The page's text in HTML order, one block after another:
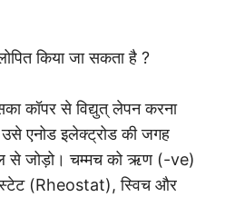
किया जा सकता है ?
कॉपर से विद्युत् लेपन करना
एनोड इलेक्ट्रोड की जगह
से जोड़ो। चम्मच को ऋण (-ve)
(Rheostat), स्विच और